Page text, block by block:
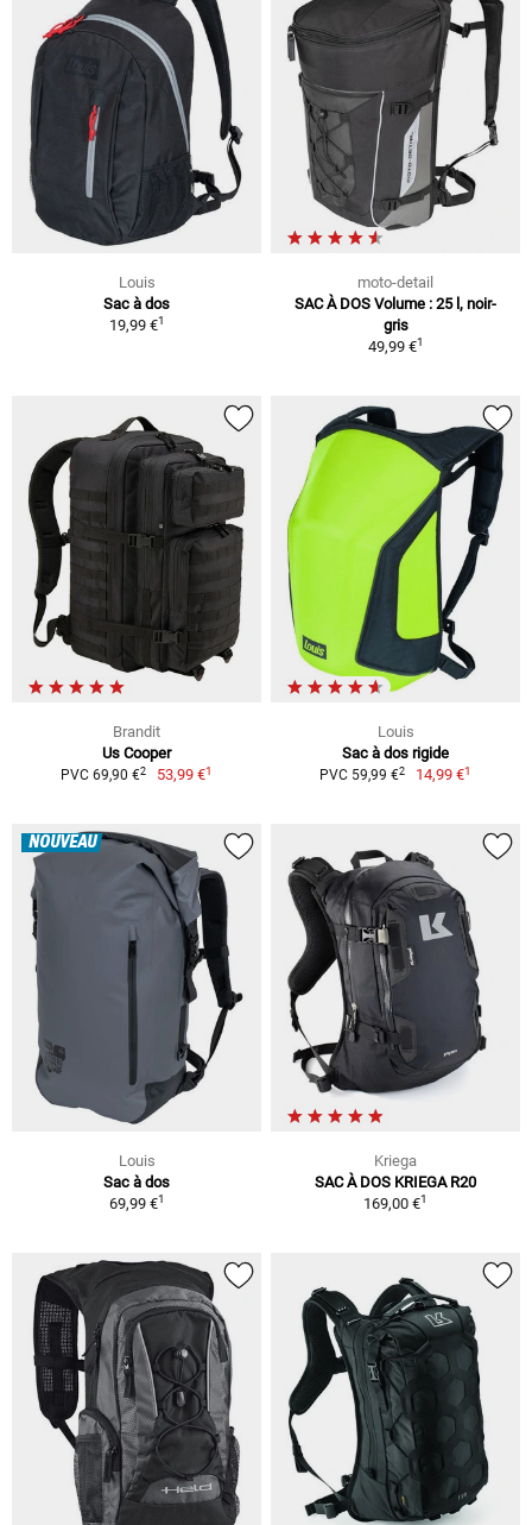
Louis
Sac à dos
19,99 €1
moto-detail
SAC À DOS Volume : 25 l, noir-
gris
49,99 €1
Brandit
Us Cooper
PVC 69,90 €2 53,99 €1
Louis
Sac à dos rigide
PVC 59,99 €2 14,99 €1
NOUVEAU
Louis
Sac à dos
69,99 €1
Kriega
SAC À DOS KRIEGA R20
169,00 €1